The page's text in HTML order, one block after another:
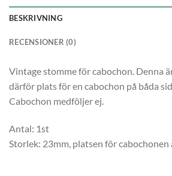
BESKRIVNING
RECENSIONER (0)
Vintage stomme för cabochon. Denna
därför plats för en cabochon på båda
Cabochon medföljer ej.
Antal: 1st
Storlek: 23mm, platsen för cabochonen